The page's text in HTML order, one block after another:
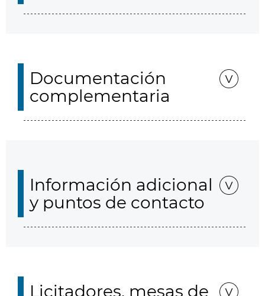
Documentación
complementaria
Información adicional
y puntos de contacto
Licitadores, mesas de